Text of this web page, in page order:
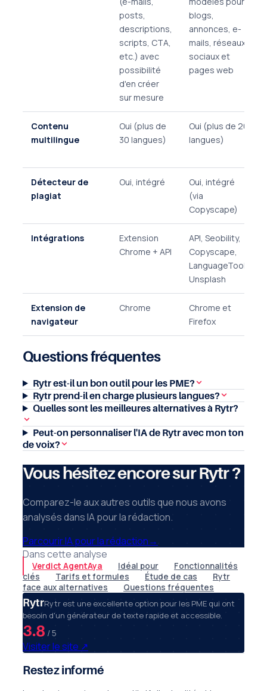
posts,
descriptions,
scripts, CTA,
etc.) avec
possibilité
d'en créer
sur mesure
blogs,
annonces, e-
mails, réseaux
sociaux et
pages web
Contenu
multilingue
Oui (plus de
30 langues)
Oui (plus de 20
langues)
Détecteur de
plagiat
Oui, intégré
Oui, intégré
(via
Copyscape)
Intégrations
Extension
Chrome + API
API, Seobility,
Copyscape,
LanguageTool,
Unsplash
Extension de
navigateur
Chrome
Chrome et
Firefox
Questions fréquentes
Rytr est-il un bon outil pour les PME?
Rytr prend-il en charge plusieurs langues?
Quelles sont les meilleures alternatives à Rytr?
Peut-on personnaliser l'IA de Rytr avec mon ton
de voix?
Vous hésitez encore sur Rytr ?
Comparez-le aux autres outils que nous avons
analysés dans IA pour la rédaction.
Parcourir IA pour la rédaction→
Dans cette analyse
Verdict AgentAya Idéal pour
Fonctionnalités
clés
Tarifs et formules Étude de cas
Rytr
face aux alternatives
Questions fréquentes
RytrRytr est une excellente option pour les PME qui ont
besoin d'un générateur de texte rapide et accessible.
3.8 / 5
Visiter le site ↗
Restez informé